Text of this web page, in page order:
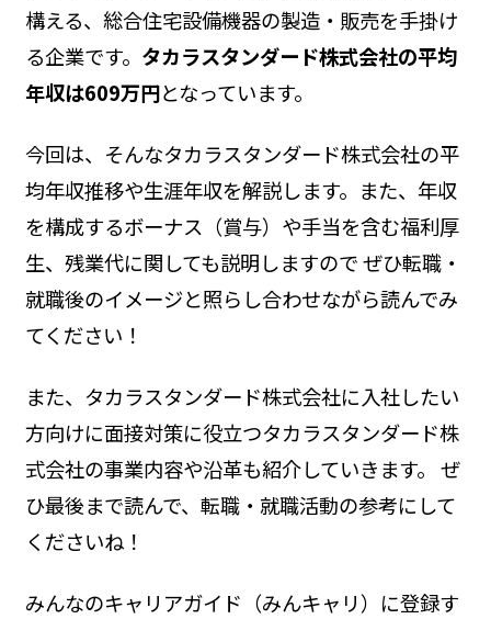
構える、総合住宅設備機器の製造・販売を手掛け
る企業です。 タカラスタンダード株式会社の平均
年収は609万円となっています。
今回は、そんなタカラスタンダード株式会社の平
均年収推移や生涯年収を解説します。また、年収
を構成するボーナス（賞与）や手当を含む福利厚
生、残業代に関しても説明しますので ぜひ転職・
就職後のイメージと照らし合わせながら読んでみ
てください！
また、タカラスタンダード株式会社に入社したい
方向けに面接対策に役立つタカラスタンダード株
式会社の事業内容や沿革も紹介していきます。 ぜ
ひ最後まで読んで、転職・就職活動の参考にして
くださいね！
みんなのキャリアガイド（みんキャリ）に登録す